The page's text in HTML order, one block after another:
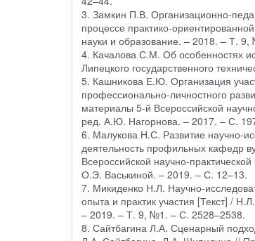
3. Замкин П.В. Организационно-
процессе практико-
науки и образование. – 2018. – Т.
4. Качалова С.М. Об особенностях
Липецкого государственного
5. Кашникова Е.Ю. Организация
профессионально-личностного
материалы 5-й Всероссийской
ред. А.Ю. Нагорнова. – 2017. – С.
6. Малукова Н.С. Развитие научно-
деятельность профильных кафедр
Всероссийской научно-
О.Э. Васькиной. – 2019. – С. 12–13.
7. Микиденко Н.Л. Научно-
опыта и практик участия [Текст] /
– 2019. – Т. 9, №1. – С. 2528–2538.
8. Сайтбагина Л.А. Сценарный